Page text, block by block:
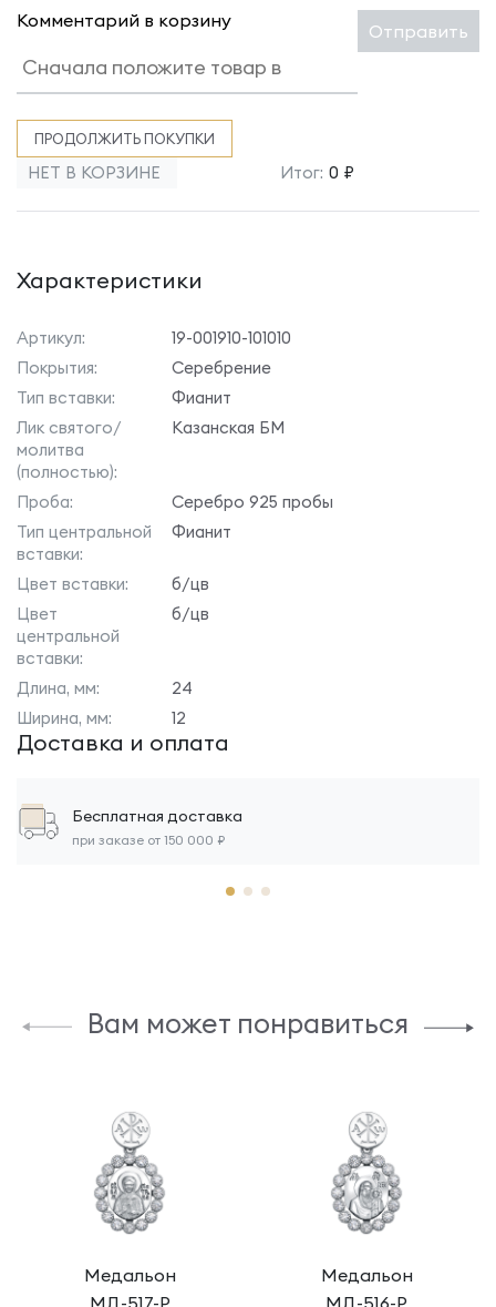
Комментарий в корзину Отправить
ПРОДОЛЖИТЬ ПОКУПКИ
НЕТ В КОРЗИНЕ Итог: 0 ₽
Характеристики
Артикул:
19-001910-101010
Покрытия:
Серебрение
Тип вставки:
Фианит
Лик святого/
молитва
(полностью):
Казанская БМ
Проба:
Серебро 925 пробы
Тип центральной
вставки:
Фианит
Цвет вставки:
б/цв
Цвет
центральной
вставки:
б/цв
Длина, мм:
24
Ширина, мм:
12
Доставка и оплата
Бесплатная доставка
при заказе от 150 000 ₽
Вам может понравиться
Медальон
МД-517-Р
Медальон
МД-516-Р